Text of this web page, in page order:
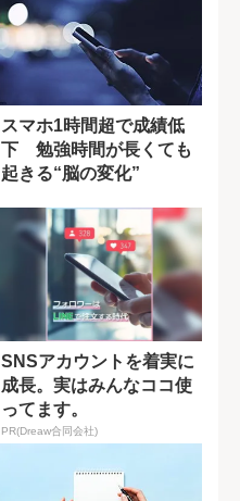
スマホ1時間超で成績低
下 勉強時間が長くても
起きる“脳の変化”
SNSアカウントを着実に
成長。実はみんなココ使
ってます。
PR(Dreaw合同会社)